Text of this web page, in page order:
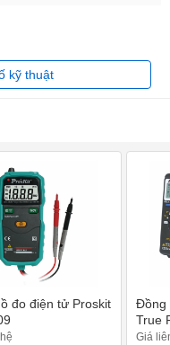
kỹ thuật
đo điện tử Proskit
Đồng
True
1506
Giá